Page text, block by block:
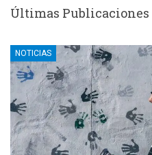
Últimas Publicaciones
NOTICIAS